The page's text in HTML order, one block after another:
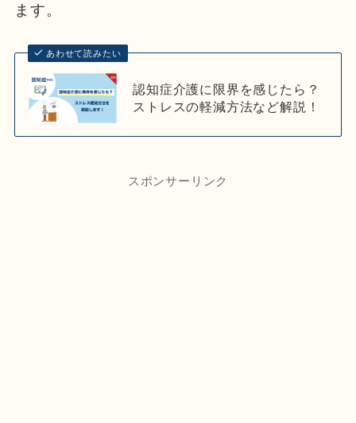
ます。
あわせて読みたい
認知症介護に限界を感じたら？
ストレスの軽減方法など解説！
スポンサーリンク